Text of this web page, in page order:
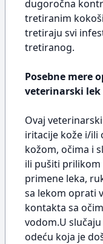
dugoročna
tretiranim
tretiraju svi
tretiranog.
Posebne mere
veterinarski
Ovaj
iritacije kože i/ili
kožom, očima i
ili pušiti prilikom
primene leka,
sa lekom oprati
kontakta sa
vodom.U
odeću koja je